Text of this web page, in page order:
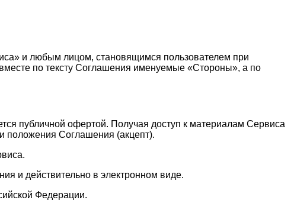
и любым лицом, становящимся пользователем при
по тексту Соглашения именуемые «Стороны», а по
публичной офертой. Получая доступ к материалам Сервиса
положения Соглашения (акцепт).
и действительно в электронном виде.
Федерации.